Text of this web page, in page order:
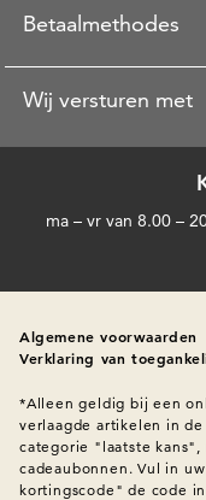
Betaalmethodes
Wij versturen met
ma – vr van 8.00 –
Algemene voorwaarden
Verklaring van
*Alleen geldig bij een
verlaagde artikelen in
categorie "laatste
cadeaubonnen. Vul in
kortingscode" de code